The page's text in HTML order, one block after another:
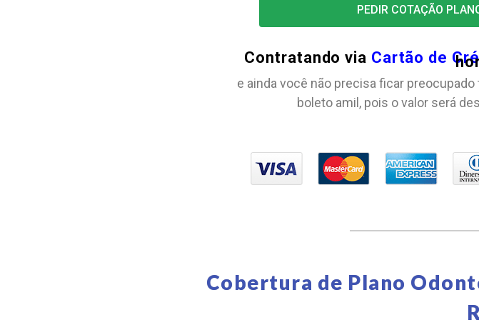
PEDIR COTAÇÃO
Contratando via Cartão de
e ainda você não precisa ficar
boleto amil, pois o valor será
Cobertura de Plano